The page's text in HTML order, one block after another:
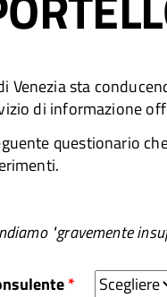
Venezia sta
di informazione
questionario
"gravemente
*